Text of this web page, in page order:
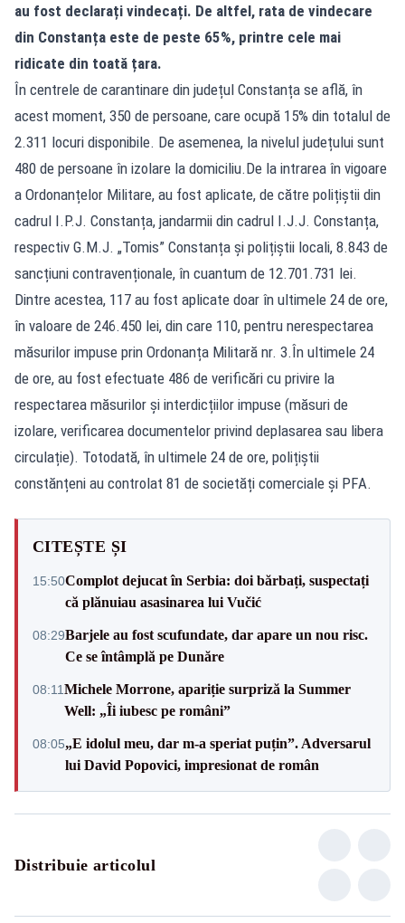
au fost declarați vindecați. De altfel, rata de vindecare
din Constanța este de peste 65%, printre cele mai
ridicate din toată țara.
În centrele de carantinare din județul Constanța se află, în
acest moment, 350 de persoane, care ocupă 15% din totalul de
2.311 locuri disponibile. De asemenea, la nivelul județului sunt
480 de persoane în izolare la domiciliu.De la intrarea în vigoare
a Ordonanțelor Militare, au fost aplicate, de către polițiștii din
cadrul I.P.J. Constanța, jandarmii din cadrul I.J.J. Constanța,
respectiv G.M.J. „Tomis” Constanța și polițiștii locali, 8.843 de
sancțiuni contravenționale, în cuantum de 12.701.731 lei.
Dintre acestea, 117 au fost aplicate doar în ultimele 24 de ore,
în valoare de 246.450 lei, din care 110, pentru nerespectarea
măsurilor impuse prin Ordonanța Militară nr. 3.În ultimele 24
de ore, au fost efectuate 486 de verificări cu privire la
respectarea măsurilor și interdicțiilor impuse (măsuri de
izolare, verificarea documentelor privind deplasarea sau libera
circulație). Totodată, în ultimele 24 de ore, polițiștii
constănțeni au controlat 81 de societăți comerciale și PFA.
CITEȘTE ȘI
15:50Complot dejucat în Serbia: doi bărbați, suspectați
că plănuiau asasinarea lui Vučić
08:29Barjele au fost scufundate, dar apare un nou risc.
Ce se întâmplă pe Dunăre
08:11Michele Morrone, apariție surpriză la Summer
Well: „Îi iubesc pe români”
08:05„E idolul meu, dar m-a speriat puțin”. Adversarul
lui David Popovici, impresionat de român
Distribuie articolul